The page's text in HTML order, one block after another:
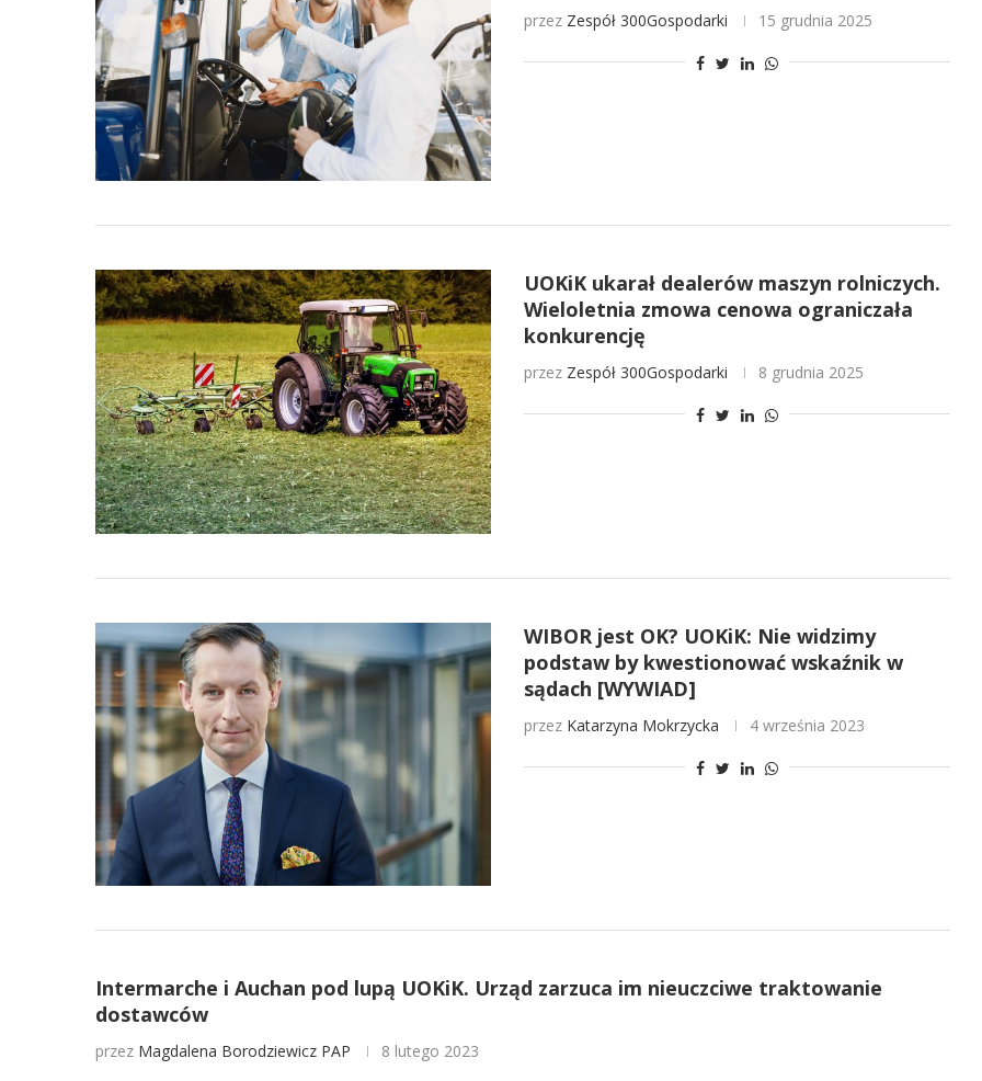
przez Zespół 300Gospodarki 15 grudnia 2025
UOKiK ukarał dealerów maszyn rolniczych.
Wieloletnia zmowa cenowa ograniczała
konkurencję
przez Zespół 300Gospodarki 8 grudnia 2025
WIBOR jest OK? UOKiK: Nie widzimy
podstaw by kwestionować wskaźnik w
sądach [WYWIAD]
przez Katarzyna Mokrzycka 4 września 2023
Intermarche i Auchan pod lupą UOKiK. Urząd zarzuca im nieuczciwe traktowanie
dostawców
przez Magdalena Borodziewicz PAP 8 lutego 2023